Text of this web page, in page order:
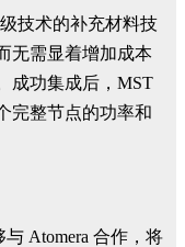
技术的补充材料技
无需显着增加成本
成功集成后，MST
完整节点的功率和
Atomera 合作，将